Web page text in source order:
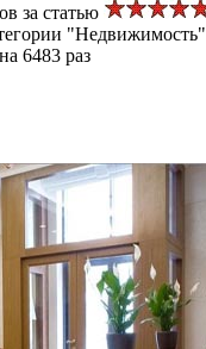
за статью
"Недвижимость"
6483 раз